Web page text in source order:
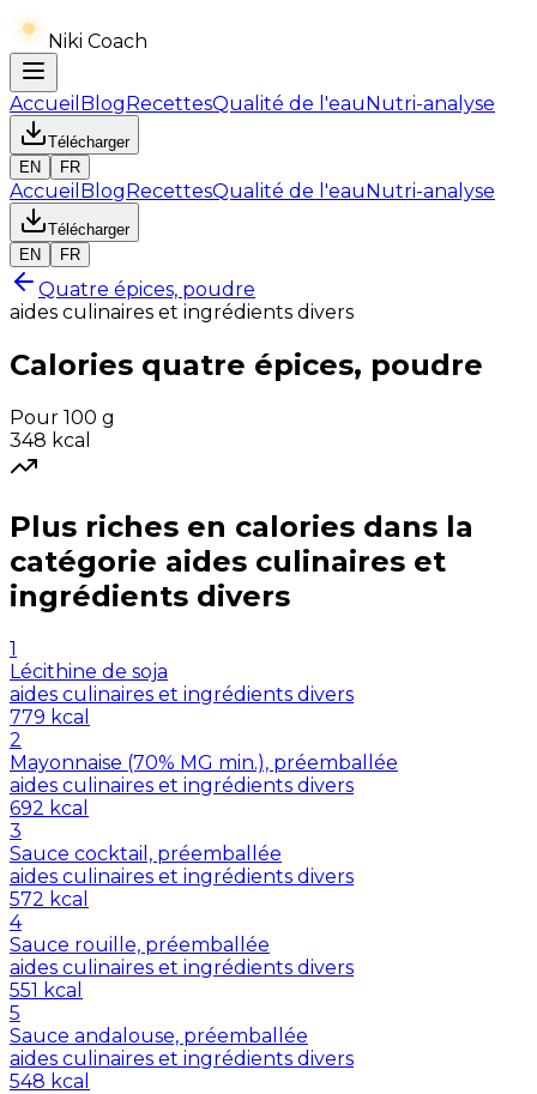
Niki Coach
Accueil BlogRecettesQualité de l'eauNutri-analyse
Télécharger
EN
FR
Accueil BlogRecettesQualité de l'eauNutri-analyse
Télécharger
EN
FR
Quatre épices, poudre
aides culinaires et ingrédients divers
Calories quatre épices, poudre
Pour 100 g
348 kcal
Plus riches en calories dans la
catégorie aides culinaires et
ingrédients divers
1
Lécithine de soja
aides culinaires et ingrédients divers
779 kcal
2
Mayonnaise (70% MG min.), préemballée
aides culinaires et ingrédients divers
692 kcal
3
Sauce cocktail, préemballée
aides culinaires et ingrédients divers
572 kcal
4
Sauce rouille, préemballée
aides culinaires et ingrédients divers
551 kcal
5
Sauce andalouse, préemballée
aides culinaires et ingrédients divers
548 kcal